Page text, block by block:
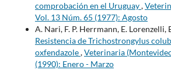
comprobación en el Uruguay,
Vol. 13 Núm. 65 (1977): Agosto
A. Nari, F. P. Herrmann, E. Lorenzelli,
Resistencia de Trichostrongylus
oxfendazole,Veterinaria
(1990): Enero - Marzo